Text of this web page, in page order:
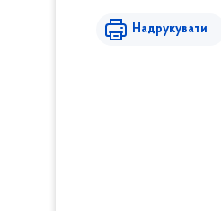
Надрукувати